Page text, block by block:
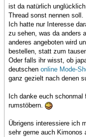
ist da natürlich
Thread sonst nennen soll.
Ich hatte nur Interesse
zu sehen, was da anders
anderes angeboten wird
bestellen, statt zum
Oder falls ihr wisst, ob
deutschen online Mode-
ganz gezielt nach denen
Ich danke euch schonmal
rumstöbern.
Übrigens interessiere ich
sehr gerne auch Kimonos